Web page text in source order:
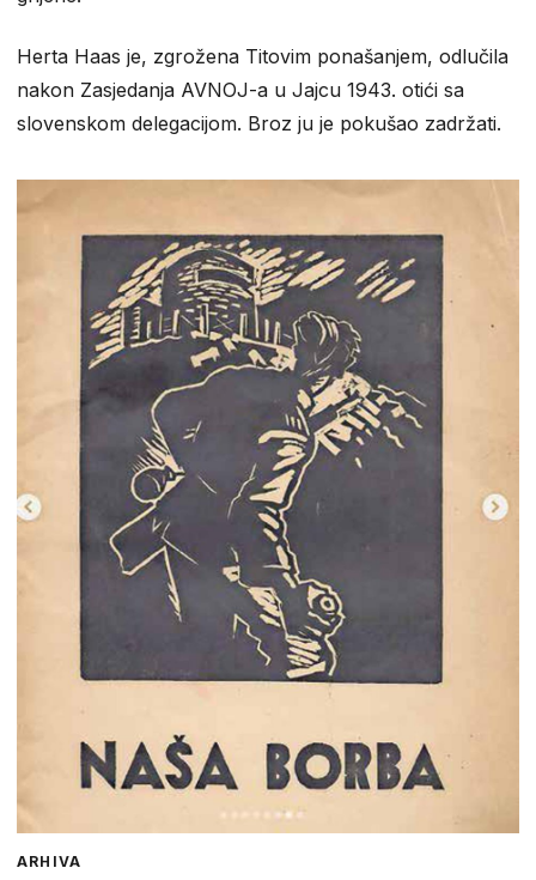
Herta Haas je, zgrožena Titovim ponašanjem, odlučila
nakon Zasjedanja AVNOJ-a u Jajcu 1943. otići sa
slovenskom delegacijom. Broz ju je pokušao zadržati.
ARHIVA